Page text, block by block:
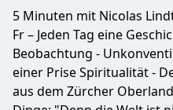
5 Minuten mit Nicolas
Fr – Jeden Tag eine
Beobachtung -
einer Prise Spiritualität -
aus dem Zürcher